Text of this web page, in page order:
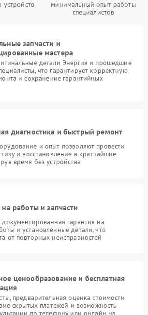
минимальный опыт работы
специалистов
запчасти и
мастера
детали Энергия и прошедшие
что гарантирует корректную
и сохранение гарантийных
диагностика и быстрый ремонт
и опыт позволяют провести
и восстановление в кратчайшие
время без устройства
на работы и запчасти
документированная гарантия на
и установленные детали, что
от повторных неисправностей
ценообразование и бесплатная
предварительная оценка стоимости
скрытых платежей и возможность
по телефону или онлайн на